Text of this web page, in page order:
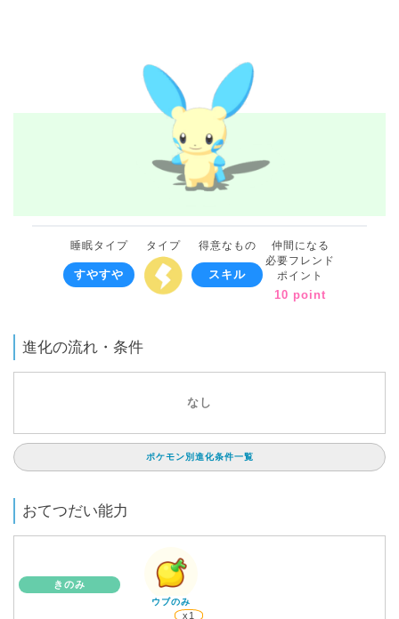
睡眠タイプ
すやすや
タイプ 得意なもの
スキル
仲間になる
必要フレンド
ポイント
10 point
進化の流れ・条件
なし
ポケモン別進化条件一覧
おてつだい能力
きのみ
ウブのみ
x1